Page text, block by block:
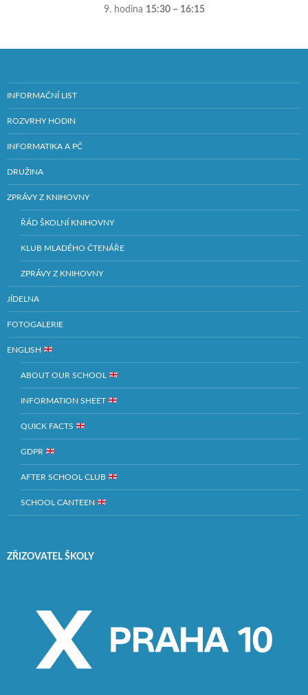
9. hodina 15:30 – 16:15
INFORMAČNÍ LIST
ROZVRHY HODIN
INFORMATIKA A PČ
DRUŽINA
ZPRÁVY Z KNIHOVNY
ŘÁD ŠKOLNÍ KNIHOVNY
KLUB MLADÉHO ČTENÁŘE
ZPRÁVY Z KNIHOVNY
JÍDELNA
FOTOGALERIE
ENGLISH
ABOUT OUR SCHOOL
INFORMATION SHEET
QUICK FACTS
GDPR
AFTER SCHOOL CLUB
SCHOOL CANTEEN
ZŘIZOVATEL ŠKOLY